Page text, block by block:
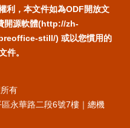
利，本文件如為ODF開放文
開源軟體(http://zh-
still/) 或以您慣用的
件。
有
永華路二段6號7樓｜總機